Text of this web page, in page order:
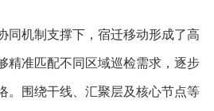
机制支撑下，宿迁移动形成了高
精准匹配不同区域巡检需求，逐步
。围绕干线、汇聚层及核心节点等